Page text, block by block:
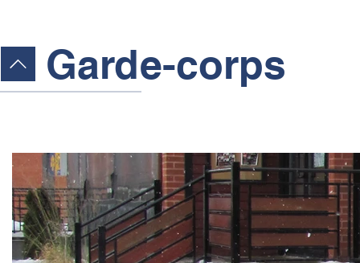
Garde-corps